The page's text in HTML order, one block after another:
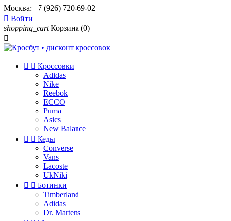
Москва: +7 (926) 720-69-02
 Войти
shopping_cart Корзина (0)

  Кроссовки
Adidas
Nike
Reebok
ECCO
Puma
Asics
New Balance
  Кеды
Converse
Vans
Lacoste
UkNiki
  Ботинки
Timberland
Adidas
Dr. Martens